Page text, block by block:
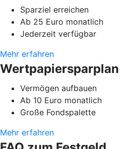
Sparziel erreichen
Ab 25 Euro monatlich
Jederzeit verfügbar
Mehr erfahren
Wertpapiersparplan
Vermögen aufbauen
Ab 10 Euro monatlich
Große Fondspalette
Mehr erfahren